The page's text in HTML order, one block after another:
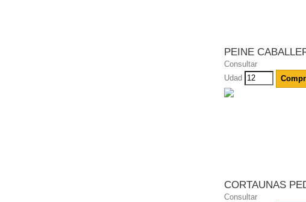
PEINE
Consultar
Udad
CORTAUNAS
Consultar